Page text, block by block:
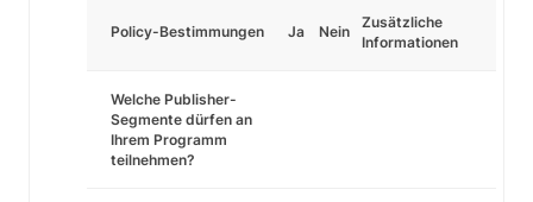
Policy-Bestimmungen Ja Nein
Zusätzliche
Informationen
Welche Publisher-
Segmente dürfen an
Ihrem Programm
teilnehmen?